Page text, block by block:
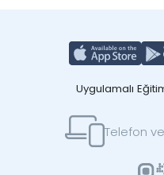
Uygulamalı
Telefon